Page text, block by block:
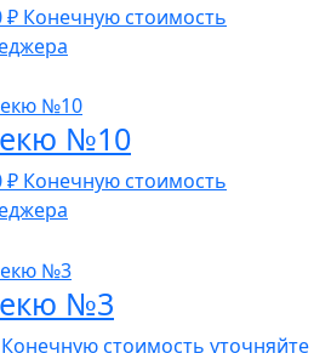
₽Текущая
цена:
990 ₽.
Конечную стоимость
№10
₽Текущая
цена:
990 ₽.
Конечную стоимость
№3
Конечную стоимость уточняйте